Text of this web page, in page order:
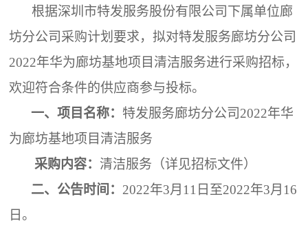
根据深圳市特发服务股份有限公司下属单位廊
坊分公司采购计划要求，拟对特发服务廊坊分公司
2022年华为廊坊基地项目清洁服务进行采购招标，
欢迎符合条件的供应商参与投标。
一、项目名称： 特发服务廊坊分公司2022年华
为廊坊基地项目清洁服务
采购内容： 清洁服务（详见招标文件）
二、 公告时间： 2022年3月1 1 日至2022年3月 16
日。